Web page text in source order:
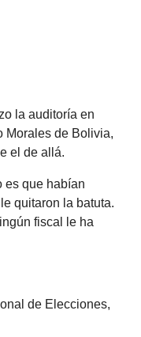
la auditoría en
Morales de Bolivia,
el de allá.
es que habían
quitaron la batuta.
fiscal le ha
de Elecciones,